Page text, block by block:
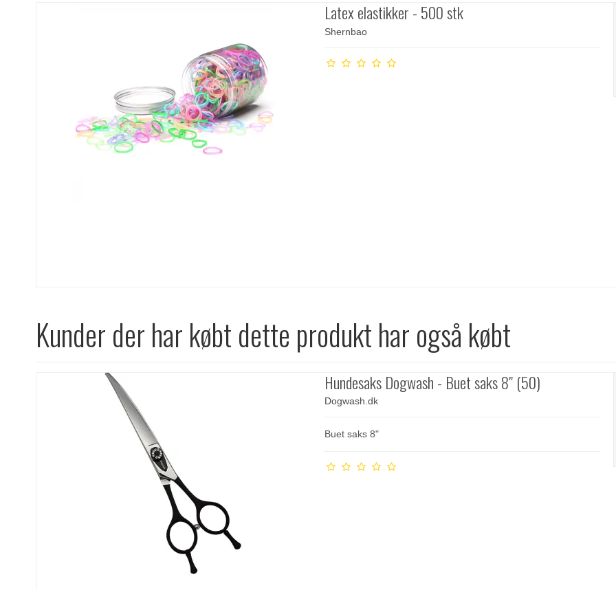
Latex elastikker - 500 stk
Shernbao
Kunder der har købt dette produkt har også købt
Hundesaks Dogwash - Buet saks 8" (50)
Dogwash.dk
Buet saks 8"